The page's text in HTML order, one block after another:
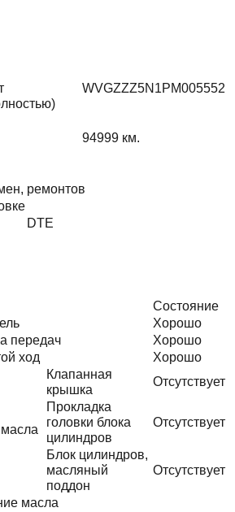
WVGZZZ5N1PM005552
94999 км.
ремонтов
DTE
Состояние
Хорошо
передач
Хорошо
ход Хорошо
Клапанная
крышка
Отсутствует
Прокладка
головки блока
цилиндров
Отсутствует
Блок цилиндров,
масляный
поддон
Отсутствует
масла